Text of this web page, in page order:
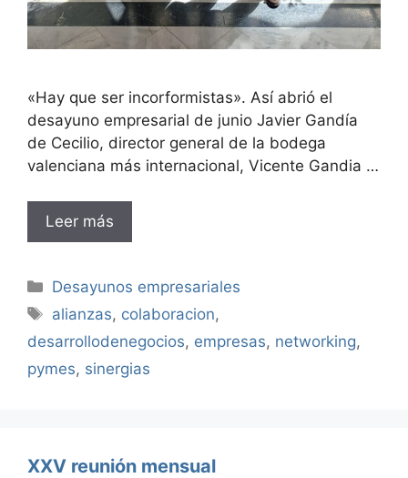
«Hay que ser incorformistas». Así abrió el
desayuno empresarial de junio Javier Gandía
de Cecilio, director general de la bodega
valenciana más internacional, Vicente Gandia …
Leer más
Categorías
Desayunos empresariales
Etiquetas
alianzas, colaboracion,
desarrollodenegocios, empresas, networking,
pymes, sinergias
XXV reunión mensual